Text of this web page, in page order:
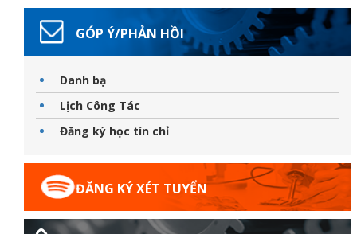
GÓP Ý/PHẢN HỒI
Danh bạ
Lịch Công Tác
Đăng ký học tín chỉ
ĐĂNG KÝ XÉT TUYỂN